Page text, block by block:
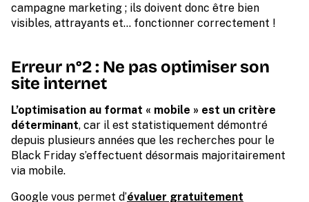
campagne marketing ; ils doivent donc être bien
visibles, attrayants et… fonctionner correctement !
Erreur n°2 : Ne pas optimiser son
site internet
L’optimisation au format « mobile » est un critère
déterminant, car il est statistiquement démontré
depuis plusieurs années que les recherches pour le
Black Friday s’effectuent désormais majoritairement
via mobile.
Google vous permet d’évaluer gratuitement